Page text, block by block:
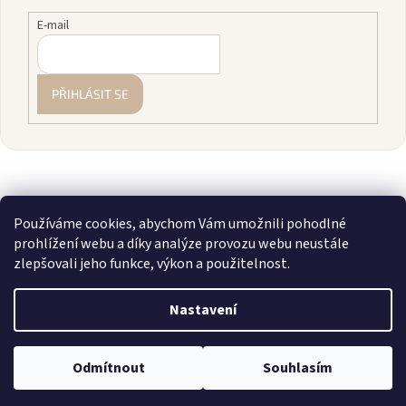
Používáme cookies, abychom Vám umožnili pohodlné
prohlížení webu a díky analýze provozu webu neustále
zlepšovali jeho funkce, výkon a použitelnost.
Nastavení
Odmítnout Souhlasím
💎 Staňte se členkou našeho VIP klubu! Registrujte se, sčítáme vám
E-mail
PŘIHLÁSIT SE
Vytvořil Shoptet
Copyright 2026zavodnice.cz. Všechna práva vyhrazena.Upravit